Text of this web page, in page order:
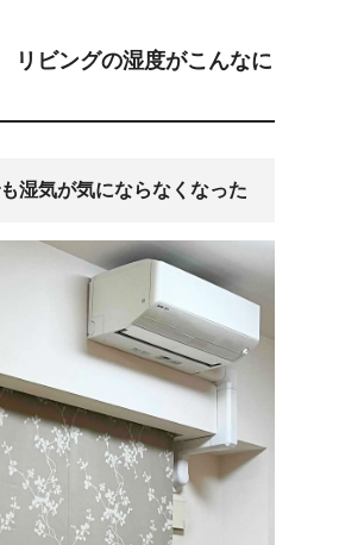
ビングの湿度がこんなに
湿気が気にならなくなった